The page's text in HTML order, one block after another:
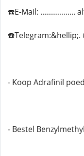
☎️E-Mail: ..................
☎️Telegram:&hellip;.
- Koop Adrafinil
- Bestel